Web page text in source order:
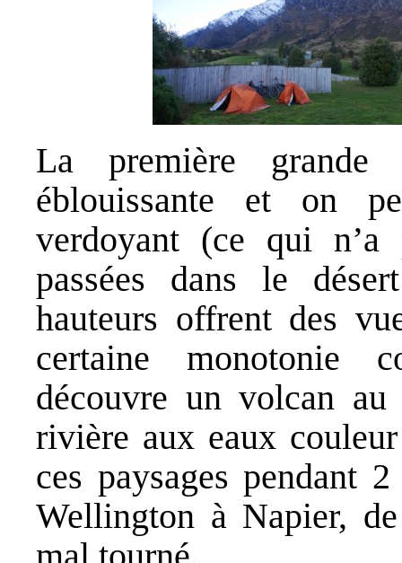
La première
éblouissante et on
verdoyant (ce qui
passées dans le
hauteurs offrent des
certaine monotonie
découvre un volcan
rivière aux eaux
ces paysages pendant
Wellington à Napier,